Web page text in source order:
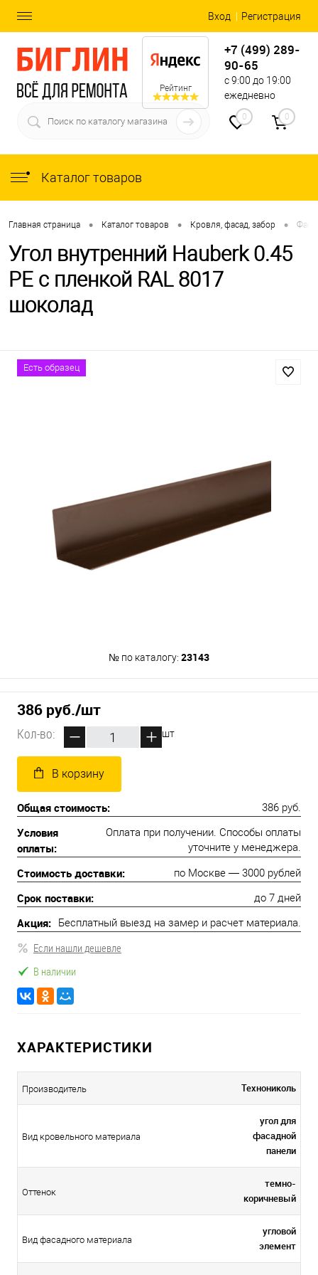
Вход Регистрация
Рейтинг
+7 (499) 289-
90-65
с 9:00 до 19:00
ежедневно
0 0
Каталог товаров
Главная страница • Каталог товаров • Кровля, фасад, забор •
Угол внутренний Hauberk 0.45
PE с пленкой RAL 8017
шоколад
Есть образец
№ по каталогу: 23143
386 руб./шт
Кол-во: шт
В корзину
Общая стоимость: 386 руб.
Условия
оплаты:
Оплата при получении. Способы оплаты
уточните у менеджера.
Стоимость доставки: по Москве — 3000 рублей
Срок поставки: до 7 дней
Акция: Бесплатный выезд на замер и расчет материала.
Если нашли дешевле
В наличии
ХАРАКТЕРИСТИКИ
Производитель Технониколь
Вид кровельного материала
угол для
фасадной
панели
Оттенок
темно-
коричневый
Вид фасадного материала
угловой
элемент